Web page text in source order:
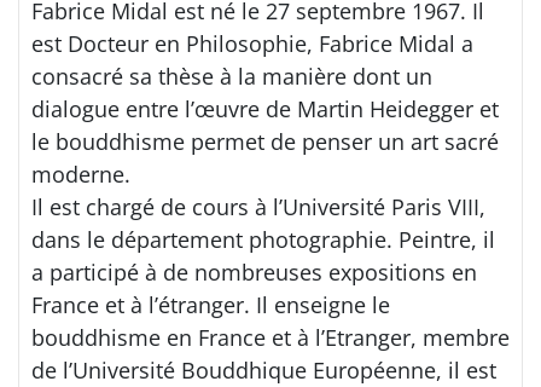
Fabrice Midal est né le 27 septembre 1967. Il
est Docteur en Philosophie, Fabrice Midal a
consacré sa thèse à la manière dont un
dialogue entre l’œuvre de Martin Heidegger et
le bouddhisme permet de penser un art sacré
moderne.
Il est chargé de cours à l’Université Paris VIII,
dans le département photographie. Peintre, il
a participé à de nombreuses expositions en
France et à l’étranger. Il enseigne le
bouddhisme en France et à l’Etranger, membre
de l’Université Bouddhique Européenne, il est